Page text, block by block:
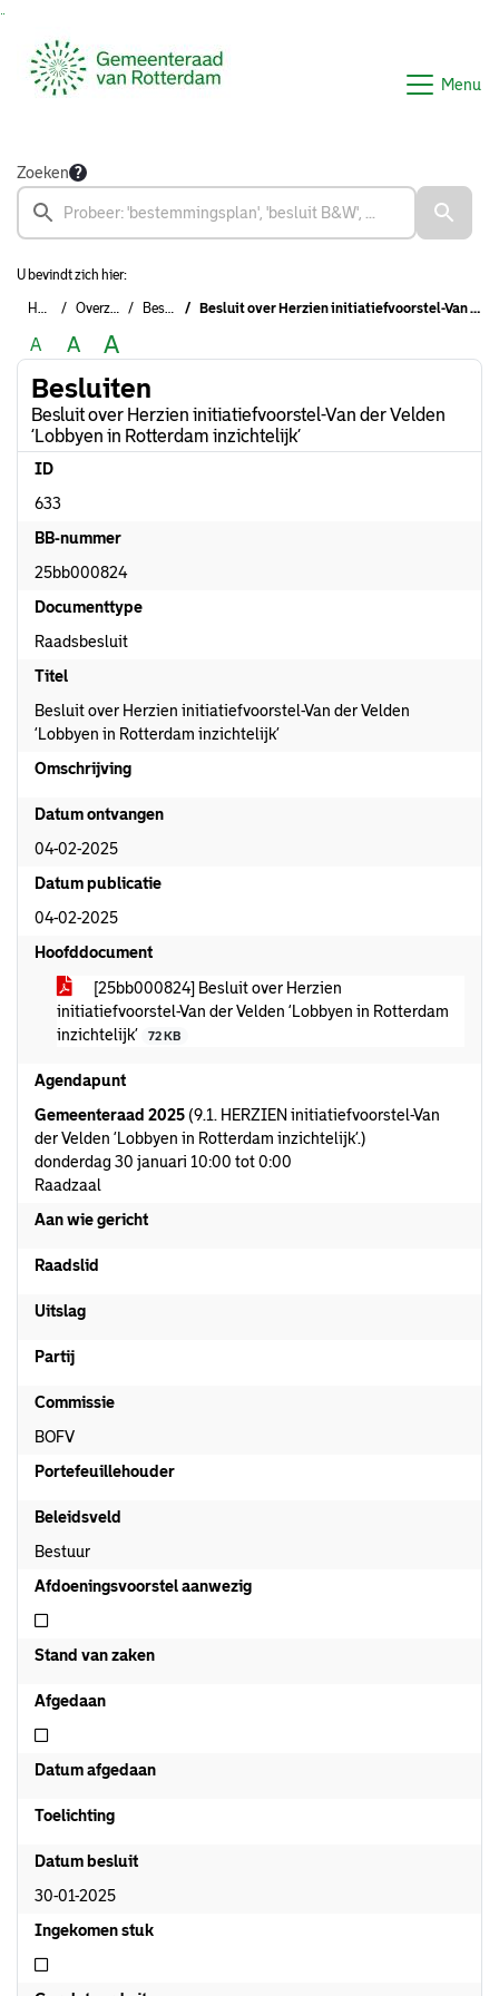
Menu
Zoeken
U bevindt zich hier:
Home Overzichten Besluiten Besluit over Herzien initiatiefvoorstel-Van der Velden ‘Lobbyen in Rotterdam inzichtelijk’
A A A
Besluiten
Besluit over Herzien initiatiefvoorstel-Van der Velden
‘Lobbyen in Rotterdam inzichtelijk’
ID
633
BB-nummer
25bb000824
Documenttype
Raadsbesluit
Titel
Besluit over Herzien initiatiefvoorstel-Van der Velden
‘Lobbyen in Rotterdam inzichtelijk’
Omschrijving
Datum ontvangen
04-02-2025
Datum publicatie
04-02-2025
Hoofddocument
[25bb000824] Besluit over Herzien
initiatiefvoorstel-Van der Velden ‘Lobbyen in Rotterdam
inzichtelijk’
72 KB
Agendapunt
Gemeenteraad 2025 (9.1. HERZIEN initiatiefvoorstel-Van
der Velden ‘Lobbyen in Rotterdam inzichtelijk’.)
donderdag 30 januari 10:00 tot 0:00
Raadzaal
Aan wie gericht
Raadslid
Uitslag
Partij
Commissie
BOFV
Portefeuillehouder
Beleidsveld
Bestuur
Afdoeningsvoorstel aanwezig
Niet afdoeningsvoorstel aanwezig
Stand van zaken
Afgedaan
Niet afgedaan
Datum afgedaan
Toelichting
Datum besluit
30-01-2025
Ingekomen stuk
Niet ingekomen stuk